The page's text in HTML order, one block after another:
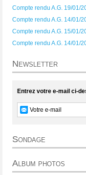
Compte rendu A.G. 19/01/
Compte rendu A.G. 14/01/
Compte rendu A.G. 15/01/
Compte rendu A.G. 14/01/
Newsletter
Entrez votre e-mail ci-
Sondage
Album photos